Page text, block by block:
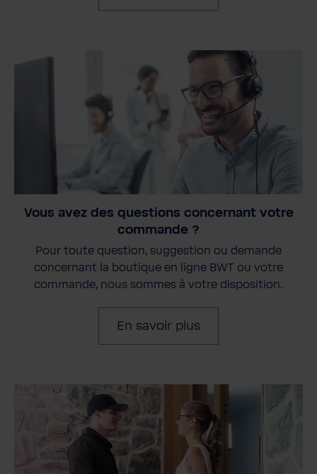
Vous avez des questions concernant votre
commande ?
Pour toute question, suggestion ou demande
concernant la boutique en ligne BWT ou votre
commande, nous sommes à votre disposition.
En savoir plus